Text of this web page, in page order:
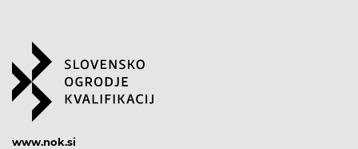
www.nok.si